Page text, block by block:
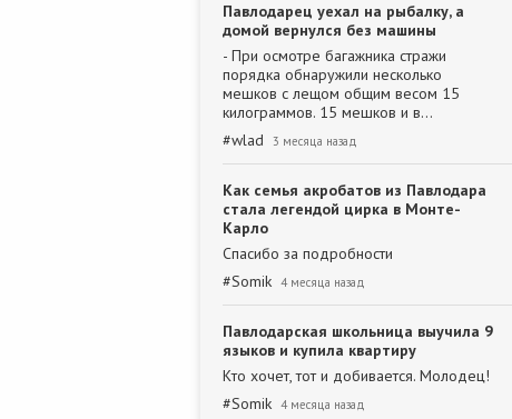
Павлодарец уехал на рыбалку, а
домой вернулся без машины
- При осмотре багажника стражи
порядка обнаружили несколько
мешков с лещом общим весом 15
килограммов. 15 мешков и в…
#wlad 3 месяца назад
Как семья акробатов из Павлодара
стала легендой цирка в Монте-
Карло
Спасибо за подробности
#Somik 4 месяца назад
Павлодарская школьница выучила 9
языков и купила квартиру
Кто хочет, тот и добивается. Молодец!
#Somik 4 месяца назад